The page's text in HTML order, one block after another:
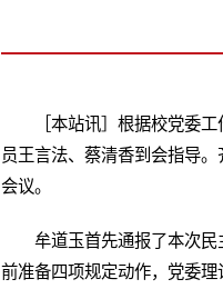
［本站讯］根据校党委
员王言法、蔡清香到会指导
会议。
牟道玉首先通报了本次
前准备四项规定动作，党委